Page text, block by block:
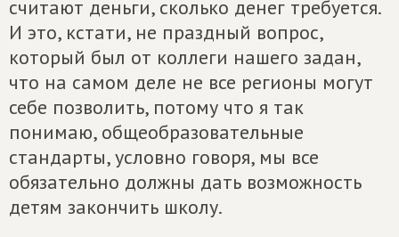
считают деньги, сколько денег требуется.
И это, кстати, не праздный вопрос,
который был от коллеги нашего задан,
что на самом деле не все регионы могут
себе позволить, потому что я так
понимаю, общеобразовательные
стандарты, условно говоря, мы все
обязательно должны дать возможность
детям закончить школу.